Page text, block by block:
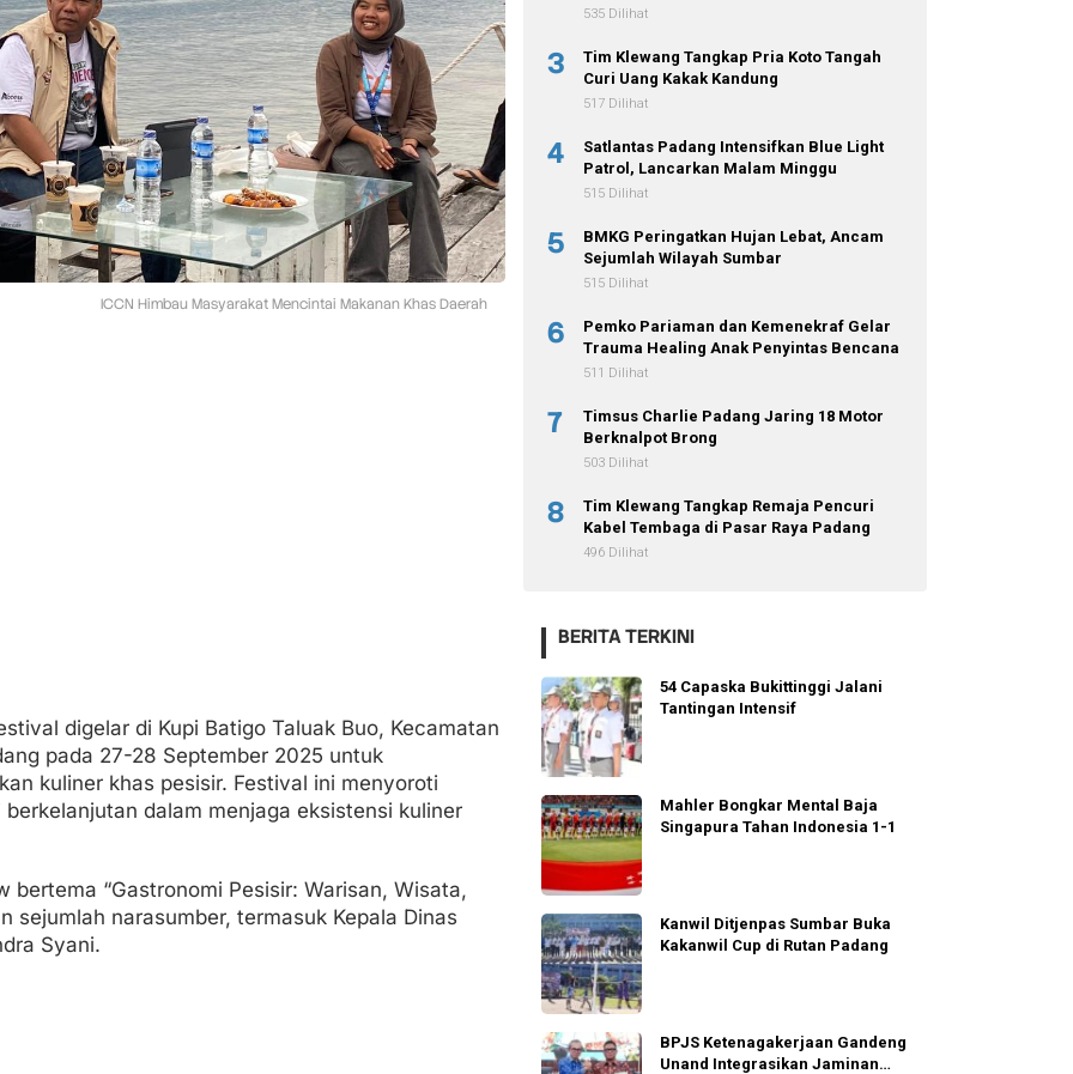
ICCN Himbau Masyarakat Mencintai Makanan Khas Daerah
digelar di Kupi Batigo Taluak Buo, Kecamatan
pada 27-28 September 2025 untuk
kuliner khas pesisir. Festival ini menyoroti
dalam menjaga eksistensi kuliner
bertema “Gastronomi Pesisir: Warisan, Wisata,
sejumlah narasumber, termasuk Kepala Dinas
Syani.
535 Dilihat
3
Tim Klewang Tangkap Pria Koto Tangah
Curi Uang Kakak Kandung
517 Dilihat
4
Satlantas Padang Intensifkan Blue Light
Patrol, Lancarkan Malam Minggu
515 Dilihat
5
BMKG Peringatkan Hujan Lebat, Ancam
Sejumlah Wilayah Sumbar
515 Dilihat
6
Pemko Pariaman dan Kemenekraf Gelar
Trauma Healing Anak Penyintas Bencana
511 Dilihat
7
Timsus Charlie Padang Jaring 18 Motor
Berknalpot Brong
503 Dilihat
8
Tim Klewang Tangkap Remaja Pencuri
Kabel Tembaga di Pasar Raya Padang
496 Dilihat
BERITA TERKINI
54 Capaska Bukittinggi Jalani
Tantingan Intensif
Mahler Bongkar Mental Baja
Singapura Tahan Indonesia 1-1
Kanwil Ditjenpas Sumbar Buka
Kakanwil Cup di Rutan Padang
BPJS Ketenagakerjaan Gandeng
Unand Integrasikan Jaminan